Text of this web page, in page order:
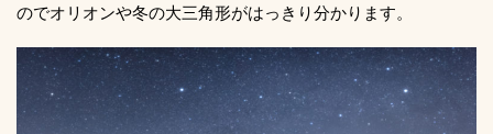
のでオリオンや冬の大三角形がはっきり分かります。